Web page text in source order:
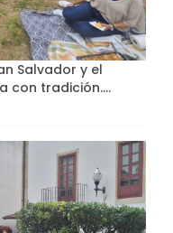
Salvador y el
con tradición....